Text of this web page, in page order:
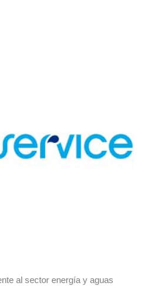
al sector energía y aguas